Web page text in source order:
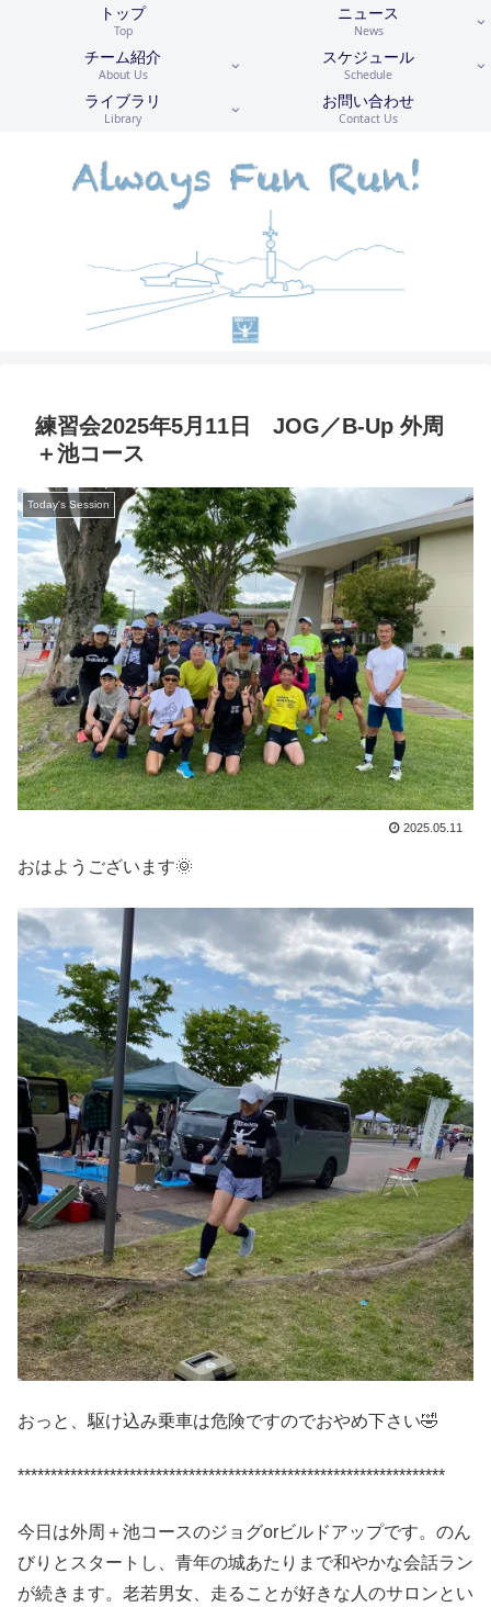
トップ
Top
ニュース
News
チーム紹介
About Us
スケジュール
Schedule
ライブラリ
Library
お問い合わせ
Contact Us
練習会2025年5月11日 JOG／B-Up 外周
＋池コース
Today's Session
2025.05.11
おはようございます🌞
おっと、駆け込み乗車は危険ですのでおやめ下さい🤣
*****************************************************************
今日は外周＋池コースのジョグorビルドアップです。のん
びりとスタートし、青年の城あたりまで和やかな会話ラン
が続きます。老若男女、走ることが好きな人のサロンとい